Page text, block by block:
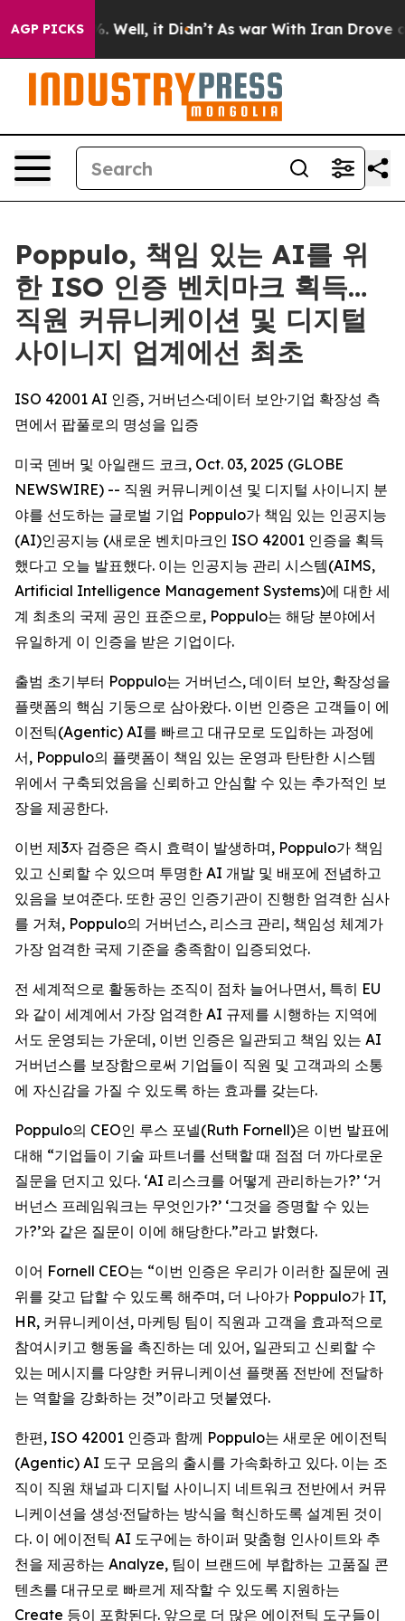
AGP PICKS
40%. Well, it Didn’t As war With Iran Drove oil
Poppulo, 책임 있는 AI를 위
한 ISO 인증 벤치마크 획득…
직원 커뮤니케이션 및 디지털
사이니지 업계에선 최초
ISO 42001 AI 인증, 거버넌스·데이터 보안·기업 확장성 측
면에서 팝풀로의 명성을 입증
미국 덴버 및 아일랜드 코크, Oct. 03, 2025 (GLOBE
NEWSWIRE) -- 직원 커뮤니케이션 및 디지털 사이니지 분
야를 선도하는 글로벌 기업 Poppulo가 책임 있는 인공지능
(AI)인공지능 (새로운 벤치마크인 ISO 42001 인증을 획득
했다고 오늘 발표했다. 이는 인공지능 관리 시스템(AIMS,
Artificial Intelligence Management Systems)에 대한 세
계 최초의 국제 공인 표준으로, Poppulo는 해당 분야에서
유일하게 이 인증을 받은 기업이다.
출범 초기부터 Poppulo는 거버넌스, 데이터 보안, 확장성을
플랫폼의 핵심 기둥으로 삼아왔다. 이번 인증은 고객들이 에
이전틱(Agentic) AI를 빠르고 대규모로 도입하는 과정에
서, Poppulo의 플랫폼이 책임 있는 운영과 탄탄한 시스템
위에서 구축되었음을 신뢰하고 안심할 수 있는 추가적인 보
장을 제공한다.
이번 제3자 검증은 즉시 효력이 발생하며, Poppulo가 책임
있고 신뢰할 수 있으며 투명한 AI 개발 및 배포에 전념하고
있음을 보여준다. 또한 공인 인증기관이 진행한 엄격한 심사
를 거쳐, Poppulo의 거버넌스, 리스크 관리, 책임성 체계가
가장 엄격한 국제 기준을 충족함이 입증되었다.
전 세계적으로 활동하는 조직이 점차 늘어나면서, 특히 EU
와 같이 세계에서 가장 엄격한 AI 규제를 시행하는 지역에
서도 운영되는 가운데, 이번 인증은 일관되고 책임 있는 AI
거버넌스를 보장함으로써 기업들이 직원 및 고객과의 소통
에 자신감을 가질 수 있도록 하는 효과를 갖는다.
Poppulo의 CEO인 루스 포넬(Ruth Fornell)은 이번 발표에
대해 “기업들이 기술 파트너를 선택할 때 점점 더 까다로운
질문을 던지고 있다. ‘AI 리스크를 어떻게 관리하는가?’ ‘거
버넌스 프레임워크는 무엇인가?’ ‘그것을 증명할 수 있는
가?’와 같은 질문이 이에 해당한다.”라고 밝혔다.
이어 Fornell CEO는 “이번 인증은 우리가 이러한 질문에 권
위를 갖고 답할 수 있도록 해주며, 더 나아가 Poppulo가 IT,
HR, 커뮤니케이션, 마케팅 팀이 직원과 고객을 효과적으로
참여시키고 행동을 촉진하는 데 있어, 일관되고 신뢰할 수
있는 메시지를 다양한 커뮤니케이션 플랫폼 전반에 전달하
는 역할을 강화하는 것”이라고 덧붙였다.
한편, ISO 42001 인증과 함께 Poppulo는 새로운 에이전틱
(Agentic) AI 도구 모음의 출시를 가속화하고 있다. 이는 조
직이 직원 채널과 디지털 사이니지 네트워크 전반에서 커뮤
니케이션을 생성·전달하는 방식을 혁신하도록 설계된 것이
다. 이 에이전틱 AI 도구에는 하이퍼 맞춤형 인사이트와 추
천을 제공하는 Analyze, 팀이 브랜드에 부합하는 고품질 콘
텐츠를 대규모로 빠르게 제작할 수 있도록 지원하는
Create 등이 포함된다. 앞으로 더 많은 에이전틱 도구들이